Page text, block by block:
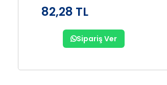
82,28 TL
Sipariş Ver